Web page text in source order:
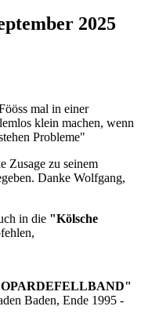
2025
mal in einer
klein machen, wenn
Probleme"
Zusage zu seinem
Danke Wolfgang,
in die "Kölsche
Baden, Ende 1995 -